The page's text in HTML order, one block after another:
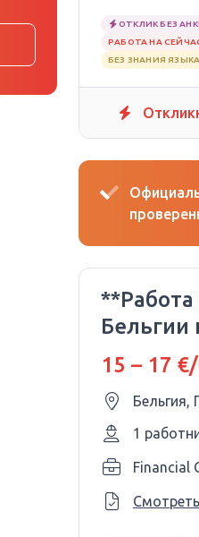
ОТКЛИК БЕЗ
РАБОТА НА
БЕЗ ЗНАНИЯ ЯЗЫКА
**Работа
Бельгии
15 – 17
Бельгия,
1
Financial